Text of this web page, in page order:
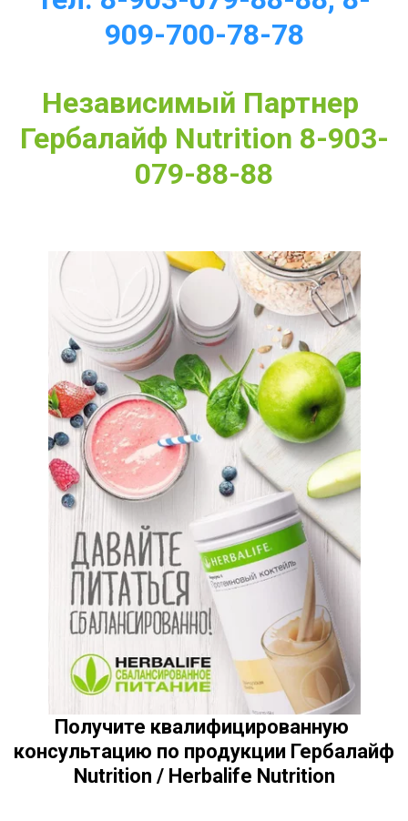
909-700-78-78
Независимый Партнер
Гербалайф Nutrition 8-903-
079-88-88
Получите квалифицированную
консультацию по продукции Гербалайф
Nutrition / Herbalife Nutrition